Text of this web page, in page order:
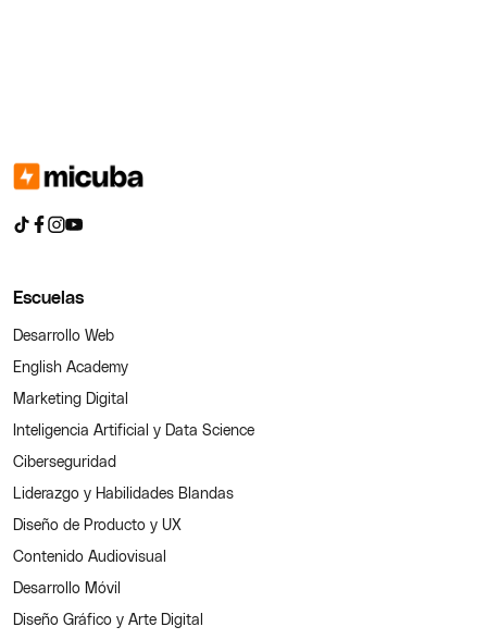
Escuelas
Desarrollo Web
English Academy
Marketing Digital
Inteligencia Artificial y Data Science
Ciberseguridad
Liderazgo y Habilidades Blandas
Diseño de Producto y UX
Contenido Audiovisual
Desarrollo Móvil
Diseño Gráfico y Arte Digital